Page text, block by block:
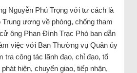
Nguyễn Phú Trọng với tư cách là
ương về phòng, chống tham
ông Phan Đình Trạc Phó ban dẫn
việc với Ban Thường vụ Quân ủy
tra công tác lãnh đạo, chỉ đạo, tổ
hiện, chuyển giao, tiếp nhận,